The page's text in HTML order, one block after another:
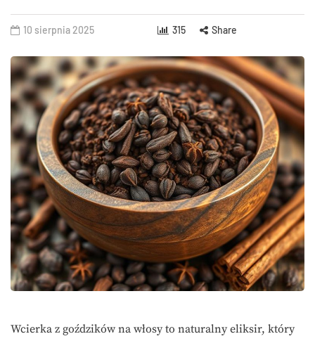
10 sierpnia 2025 315 Share
Wcierka z goździków na włosy to naturalny eliksir, który